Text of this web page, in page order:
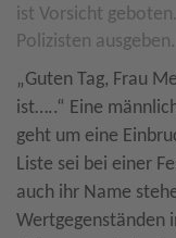
ist Vorsicht
Polizisten
„Guten Tag, Frau
ist…..“ Eine
geht um eine
Liste sei bei einer
auch ihr Name
Wertgegenständen